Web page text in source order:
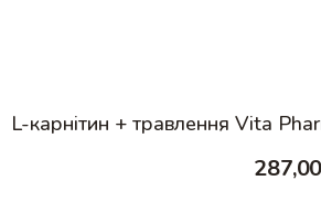
L-карнітин + травлення Vita
287,00